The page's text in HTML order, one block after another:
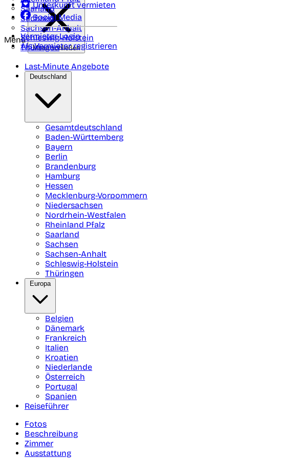
Saarland
Sachsen
Sachsen-Anhalt
Schleswig-Holstein
Thüringen
Unterkunft vermieten
Social Media
Vermieter-Login
Als Vermieter registrieren
Menü
Menü schließen
Last-Minute Angebote
Deutschland
Gesamtdeutschland
Baden-Württemberg
Bayern
Berlin
Brandenburg
Hamburg
Hessen
Mecklenburg-Vorpommern
Niedersachsen
Nordrhein-Westfalen
Rheinland Pfalz
Saarland
Sachsen
Sachsen-Anhalt
Schleswig-Holstein
Thüringen
Europa
Belgien
Dänemark
Frankreich
Italien
Kroatien
Niederlande
Österreich
Portugal
Spanien
Reiseführer
Fotos
Beschreibung
Zimmer
Ausstattung